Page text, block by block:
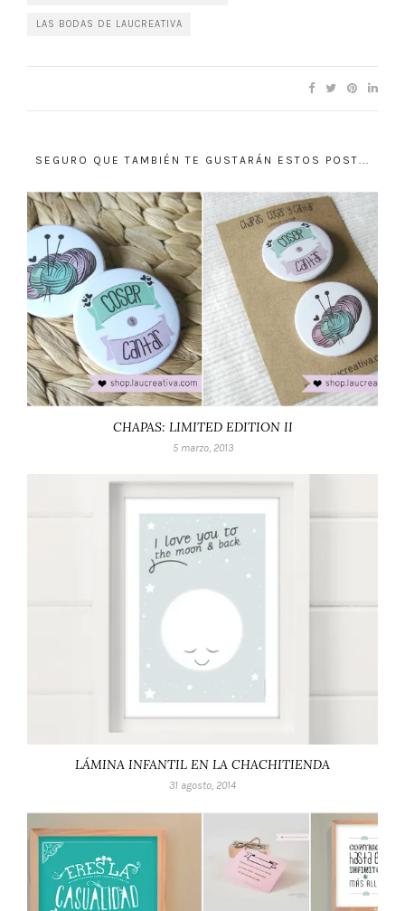
LAS BODAS DE LAUCREATIVA
SEGURO QUE TAMBIÉN TE GUSTARÁN ESTOS POST...
CHAPAS: LIMITED EDITION II
5 marzo, 2013
LÁMINA INFANTIL EN LA CHACHITIENDA
31 agosto, 2014